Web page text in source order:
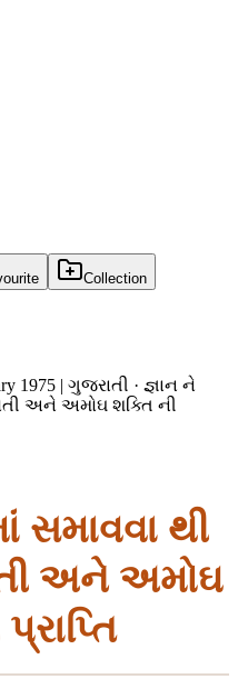
Collection
1975 | ગુજરાતી · જ્ઞાન ને
અને અમોઘ શક્તિ ની
સમાવવા થી
અને અમોઘ